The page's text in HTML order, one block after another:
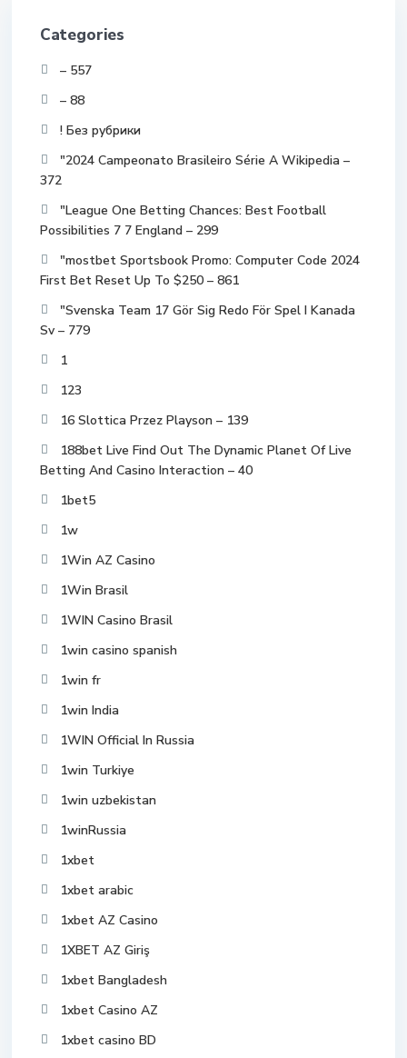
Categories
– 557
– 88
! Без рубрики
"2024 Campeonato Brasileiro Série A Wikipedia –
372
"League One Betting Chances: Best Football
Possibilities 7 7 England – 299
"mostbet Sportsbook Promo: Computer Code 2024
First Bet Reset Up To $250 – 861
"Svenska Team 17 Gör Sig Redo För Spel I Kanada
Sv – 779
1
123
16 Slottica Przez Playson – 139
188bet Live Find Out The Dynamic Planet Of Live
Betting And Casino Interaction – 40
1bet5
1w
1Win AZ Casino
1Win Brasil
1WIN Casino Brasil
1win casino spanish
1win fr
1win India
1WIN Official In Russia
1win Turkiye
1win uzbekistan
1winRussia
1xbet
1xbet arabic
1xbet AZ Casino
1XBET AZ Giriş
1xbet Bangladesh
1xbet Casino AZ
1xbet casino BD